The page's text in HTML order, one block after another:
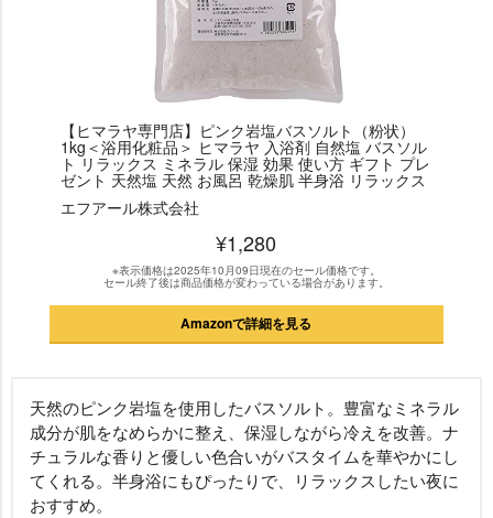
【ヒマラヤ専門店】ピンク岩塩バスソルト（粉状）
1kg＜浴用化粧品＞ ヒマラヤ 入浴剤 自然塩 バスソル
ト リラックス ミネラル 保湿 効果 使い方 ギフト プレ
ゼント 天然塩 天然 お風呂 乾燥肌 半身浴 リラックス
エフアール株式会社
¥1,280
※表示価格は2025年10月09日現在のセール価格です。
セール終了後は商品価格が変わっている場合があります。
Amazonで詳細を見る
天然のピンク岩塩を使用したバスソルト。豊富なミネラル
成分が肌をなめらかに整え、保湿しながら冷えを改善。ナ
チュラルな香りと優しい色合いがバスタイムを華やかにし
てくれる。半身浴にもぴったりで、リラックスしたい夜に
おすすめ。